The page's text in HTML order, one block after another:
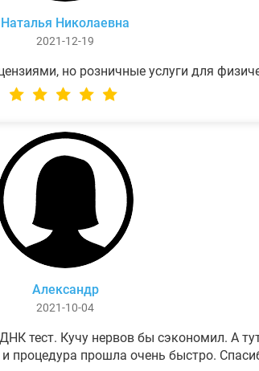
Наталья Николаевна
2021-12-19
но розничные услуги для
Александр
2021-10-04
тест. Кучу нервов бы сэкономил. А
процедура прошла очень быстро.